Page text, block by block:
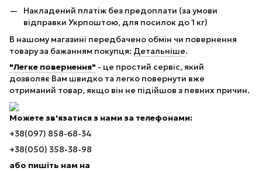
Накладений платіж без предоплати (за умови
відправки Укрпоштою, для посилок до 1 кг)
В нашому магазині передбачено обмін чи повернення
товару за бажанням покупця: Детальніше.
"Легке повернення" - це простий сервіс, який
дозволяє Вам швидко та легко повернути вже
отриманий товар, якщо він не підійшов з певних причин.
Можете зв'язатися з нами за телефонами:
+38(097) 858-68-34
+38(050) 358-38-98
або пишіть нам на